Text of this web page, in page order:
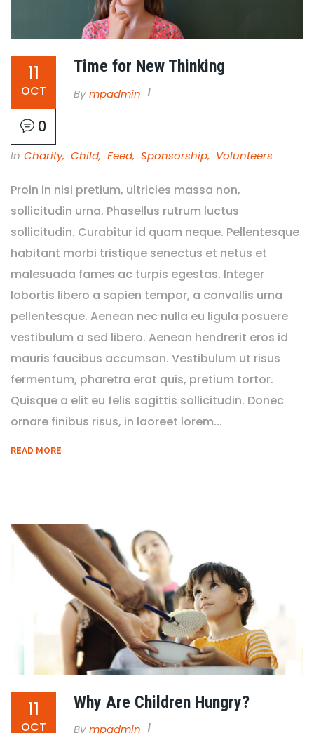
11
OCT
0
Time for New Thinking
By Mpadmin
In Charity, Child, Feed, Sponsorship, Volunteers
Proin in nisi pretium, ultricies massa non,
sollicitudin urna. Phasellus rutrum luctus
sollicitudin. Curabitur id quam neque. Pellentesque
habitant morbi tristique senectus et netus et
malesuada fames ac turpis egestas. Integer
lobortis libero a sapien tempor, a convallis urna
pellentesque. Aenean nec nulla eu ligula posuere
vestibulum a sed libero. Aenean hendrerit eros id
mauris faucibus accumsan. Vestibulum ut risus
fermentum, pharetra erat quis, pretium tortor.
Quisque a elit eu felis sagittis sollicitudin. Donec
ornare finibus risus, in laoreet lorem...
READ MORE
11
OCT
Why Are Children Hungry?
By Mpadmin